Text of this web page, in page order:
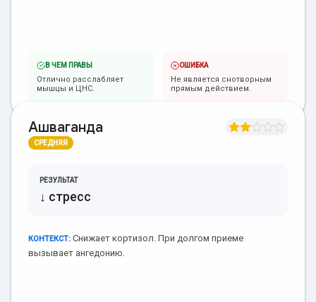
В ЧЕМ ПРАВЫ
Отлично расслабляет
мышцы и ЦНС.
ОШИБКА
Не является снотворным
прямым действием.
Ашваганда
СРЕДНЯЯ
РЕЗУЛЬТАТ
↓ стресс
КОНТЕКСТ: Снижает кортизол. При долгом приеме
вызывает ангедонию.